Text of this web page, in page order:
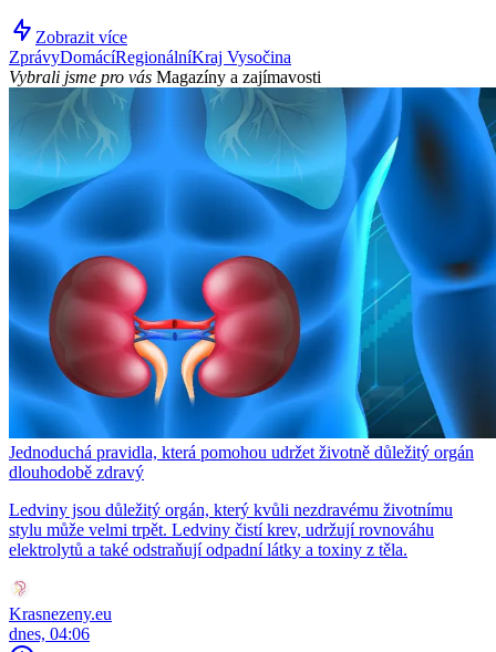
Zobrazit více
ZprávyDomácíRegionálníKraj Vysočina
Vybrali jsme pro vás Magazíny a zajímavosti
Jednoduchá pravidla, která pomohou udržet životně důležitý orgán
dlouhodobě zdravý
Ledviny jsou důležitý orgán, který kvůli nezdravému životnímu
stylu může velmi trpět. Ledviny čistí krev, udržují rovnováhu
elektrolytů a také odstraňují odpadní látky a toxiny z těla.
Krasnezeny.eu
dnes, 04:06